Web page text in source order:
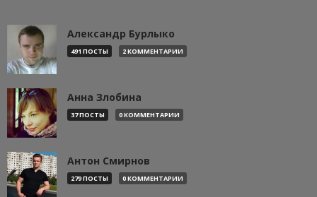
Александр Бурлыко
491 ПОСТЫ 2 КОММЕНТАРИИ
Анна Злобина
37 ПОСТЫ 0 КОММЕНТАРИИ
Антон Смирнов
279 ПОСТЫ 0 КОММЕНТАРИИ